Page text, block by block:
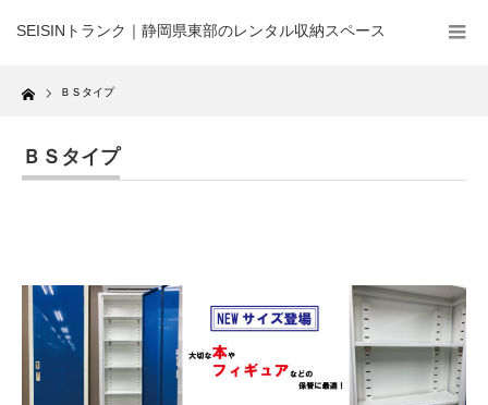
SEISINトランク｜静岡県東部のレンタル収納スペース
Home ＢＳタイプ
ＢＳタイプ